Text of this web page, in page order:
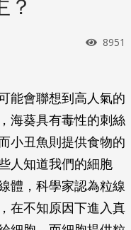
？
瀏覽
8951
能會聯想到高人氣的
海葵具有毒性的刺絲
小丑魚則提供食物的
人知道我們的細胞
體，科學家認為粒線
在不知原因下進入真